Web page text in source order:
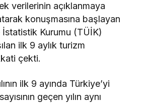
verilerinin açıklanmaya
konuşmasına başlayan
Kurumu (TÜİK)
ilk 9 aylık turizm
çekti.
ilk 9 ayında Türkiye’yi
geçen yılın aynı